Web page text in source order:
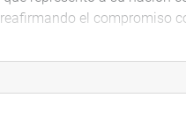
el compromiso
“amigo del Perú”, dejando